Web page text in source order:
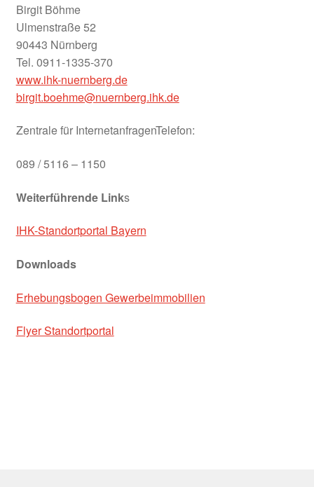
Naturpark Frankenhöhe
Romantische Strasse
Landschaftspflegeverband Mittelfranken
LEBEN & WOHNEN
WOHNSTANDORT
CAMPUS ROTHENBURG
Birgit Böhme
Ulmenstraße 52
90443 Nürnberg
Tel. 0911-1335-370
www.ihk-nuernberg.de
birgit.boehme@nuernberg.ihk.de
Zentrale für InternetanfragenTelefon:
089 / 5116 – 1150
Weiterführende Links
IHK-Standortportal Bayern
Downloads
Erhebungsbogen Gewerbeimmobilien
Flyer Standortportal